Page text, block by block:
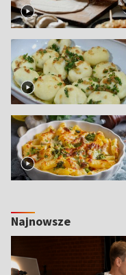
Najnowsze